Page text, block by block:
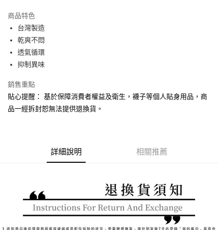
街口支付
悠遊付
Google Pay
大哥付你分期
相關說明
1.本服務由台灣大哥大提供，台灣大哥大用戶可立即使用無須另外申請。
3.實際核准額度、可分期數及費用金額請依後續交易確認頁面所載為準。
4.訂單成立30分鐘內，如未前往確認交易或遇審核未通過，訂單將自動取
消。如遇「轉專審核」未通過狀況，表示未達大哥付你分期系統評分，恕無
1.分期款項不併入電信帳單，「大哥付你分期」於每月結算日後寄送繳費提
醒簡訊。
2.透過簡訊連結打開帳單後，可選擇「超商條碼／台灣大直營門市／銀行轉
帳／街口支付／iPASS MONEY」等通路繳費。
ATM付款
付款後全家取貨
每筆NT$100，滿NT$1,600(含以上)免運費
每筆NT$100，滿NT$2,000(含以上)免運費
付款後7-11取貨
商品特色
台灣製造
乾爽不悶
透氣循環
抑制異味
銷售重點
貼心提醒： 基於保障消費者權益及衛生，襪子等個人貼身用品，商
品一經拆封恕無法提供退換貨。
詳細說明 相關推薦